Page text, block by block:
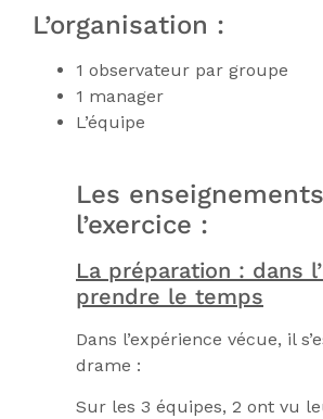
L’organisation :
1 observateur par groupe
1 manager
L’équipe
Les
l’exercice :
La préparation : dans
prendre le temps
Dans l’expérience vécue, il
drame :
Sur les 3 équipes, 2 ont vu